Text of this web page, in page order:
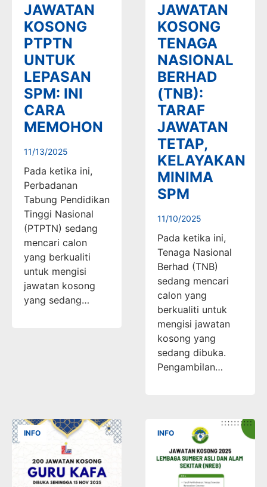
JAWATAN
KOSONG
PTPTN
UNTUK
LEPASAN
SPM: INI
CARA
MEMOHON
11/13/2025
Pada ketika ini,
Perbadanan
Tabung Pendidikan
Tinggi Nasional
(PTPTN) sedang
mencari calon
yang berkualiti
untuk mengisi
jawatan kosong
yang sedang…
JAWATAN
KOSONG
TENAGA
NASIONAL
BERHAD
(TNB):
TARAF
JAWATAN
TETAP,
KELAYAKAN
MINIMA
SPM
11/10/2025
Pada ketika ini,
Tenaga Nasional
Berhad (TNB)
sedang mencari
calon yang
berkualiti untuk
mengisi jawatan
kosong yang
sedang dibuka.
Pengambilan…
INFO INFO